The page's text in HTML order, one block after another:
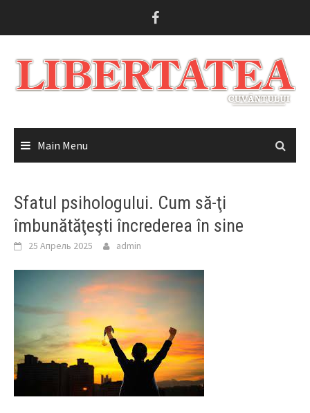
Main Menu
Sfatul psihologului. Cum să-ţi
îmbunătăţeşti încrederea în sine
25 Апрель 2025 admin